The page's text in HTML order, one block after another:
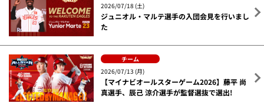
2026/07/18 (土)
ジュニオル・マルテ選手の入団会見を行いまし
た
チーム
2026/07/13 (月)
【マイナビオールスターゲーム2026】藤平 尚
真選手、辰己 涼介選手が監督選抜で選出!